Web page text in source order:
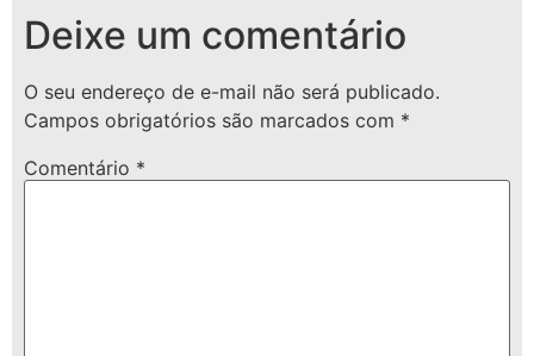
Deixe um comentário
O seu endereço de e-mail não será publicado.
Campos obrigatórios são marcados com *
Comentário *